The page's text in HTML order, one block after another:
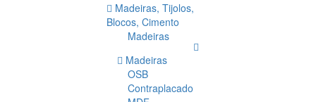
Madeiras, Tijolos,
Blocos, Cimento
Madeiras
Madeiras
OSB
Contraplacado